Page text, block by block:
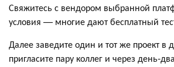
Свяжитесь с вендором выбранной
условия — многие дают бесплатный
Далее заведите один и тот же проект в
пригласите пару коллег и через день-